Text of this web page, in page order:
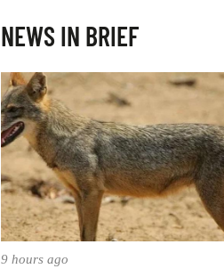
NEWS IN BRIEF
9 hours ago